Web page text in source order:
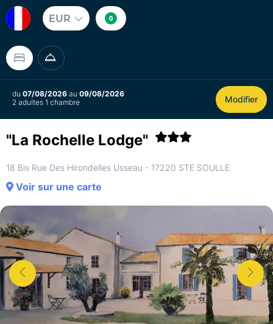
EUR 0
du 07/08/2026 au 09/08/2026
2 adultes 1 chambre
Modifier
"La Rochelle Lodge"
18 Bis Rue Des Hirondelles Usseau - 17220 STE SOULLE
Voir sur une carte